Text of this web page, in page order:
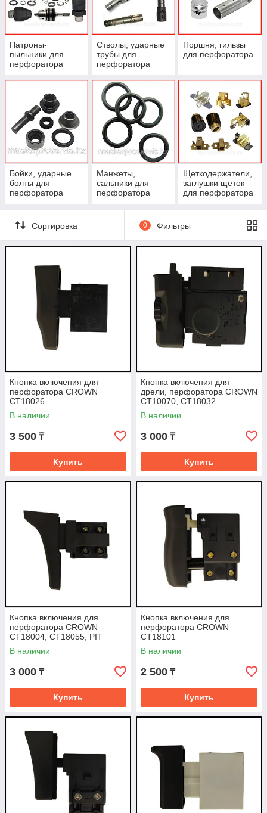
инструмента и предотвращает серьёзные поломки.
Патроны-
пыльники для
перфоратора
Стволы, ударные
трубы для
перфоратора
Поршня, гильзы
для перфоратора
Бойки, ударные
болты для
перфоратора
Манжеты,
сальники для
перфоратора
Щеткодержатели,
заглушки щеток
для перфоратора
Сортировка 0 Фильтры
Кнопка включения для
перфоратора CROWN
CT18026
В наличии
3 500 ₸
Купить
Кнопка включения для
дрели, перфоратора CROWN
CT10070, CT18032
В наличии
3 000 ₸
Купить
Кнопка включения для
перфоратора CROWN
CT18004, CT18055, PIT
P23802
В наличии
3 000 ₸
Купить
Кнопка включения для
перфоратора CROWN
CT18101
В наличии
2 500 ₸
Купить